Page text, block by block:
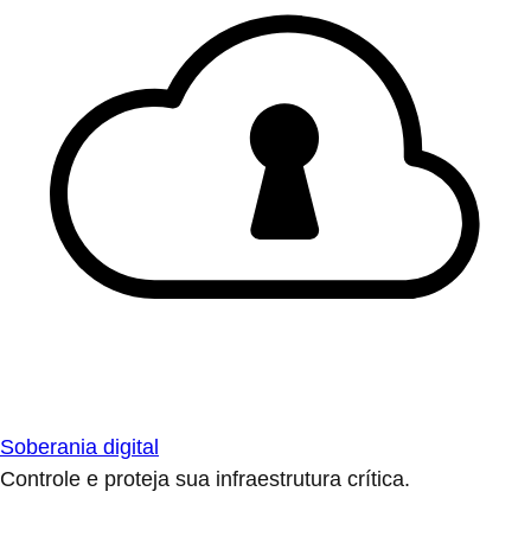
Soberania digital
Controle e proteja sua infraestrutura crítica.